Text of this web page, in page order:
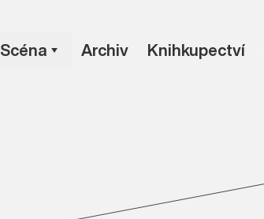
Scéna Archiv Knihkupectví